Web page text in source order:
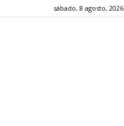
sábado, 8 agosto, 2026